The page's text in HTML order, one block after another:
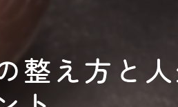
整え方と